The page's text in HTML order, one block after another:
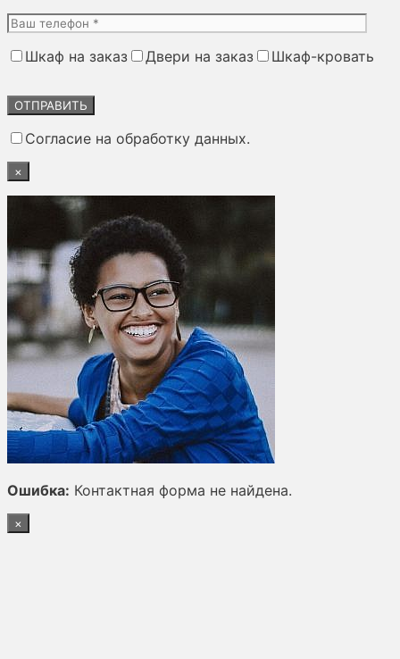
Шкаф на заказ Двери на заказ
Шкаф-кровать
это
пустым.
Согласие на обработку данных.
×
Ошибка: Контактная форма не найдена.
×